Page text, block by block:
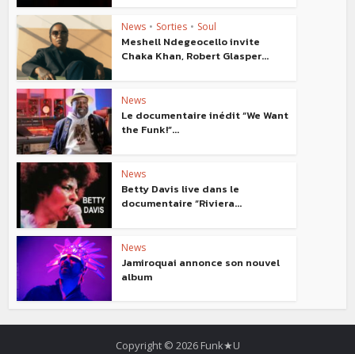
News • Sorties • Soul
Meshell Ndegeocello invite
Chaka Khan, Robert Glasper...
News
Le documentaire inédit “We Want
the Funk!”...
News
Betty Davis live dans le
documentaire “Riviera...
News
Jamiroquai annonce son nouvel
album
Copyright © 2026 Funk★U